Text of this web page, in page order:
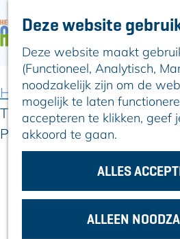
Deze website
Deze website maakt
(Functioneel, Analytisch,
noodzakelijk zijn om de
mogelijk te laten
accepteren te klikken, geef
akkoord te gaan.
ALLES
ALLEEN
n
a
a
r
Home
Artikelen
Theatermakers en muziek in
Parkvilla
24 februari